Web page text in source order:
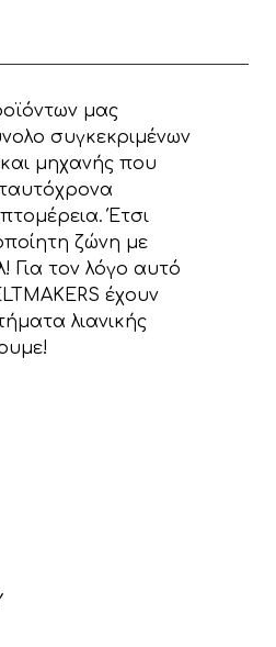
μας
συγκεκριμένων
και μηχανής που
ταυτόχρονα
Έτσι
ζώνη με
Για τον λόγο αυτό
έχουν
λιανικής